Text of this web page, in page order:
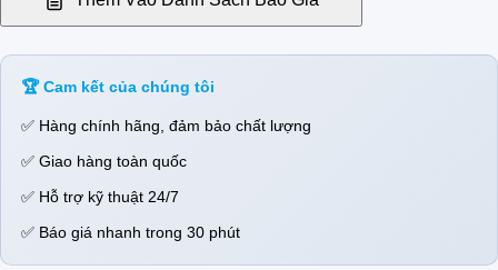
🏆 Cam kết của chúng tôi
✅ Hàng chính hãng, đảm bảo chất lượng
✅ Giao hàng toàn quốc
✅ Hỗ trợ kỹ thuật 24/7
✅ Báo giá nhanh trong 30 phút